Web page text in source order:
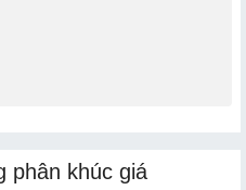
phân khúc giá